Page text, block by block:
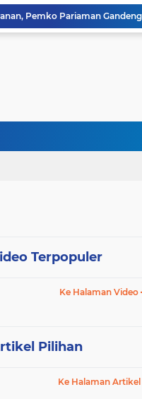
Citra Publik
Terpopuler
Ke Halaman Video
Pilihan
Ke Halaman Artikel